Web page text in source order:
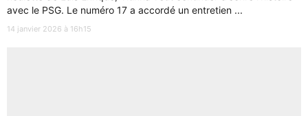
avec le PSG. Le numéro 17 a accordé un entretien ...
14 janvier 2026 à 16h15